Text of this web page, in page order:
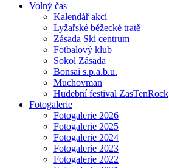
Volný čas
Kalendář akcí
Lyžařské běžecké tratě
Zásada Ski centrum
Fotbalový klub
Sokol Zásada
Bonsai s.p.a.b.u.
Muchovman
Hudební festival ZasTenRock
Fotogalerie
Fotogalerie 2026
Fotogalerie 2025
Fotogalerie 2024
Fotogalerie 2023
Fotogalerie 2022